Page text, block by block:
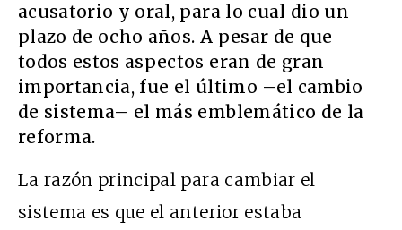
acusatorio y oral, para lo cual dio un
plazo de ocho años. A pesar de que
todos estos aspectos eran de gran
importancia, fue el último –el cambio
de sistema– el más emblemático de la
reforma.
La razón principal para cambiar el
sistema es que el anterior estaba